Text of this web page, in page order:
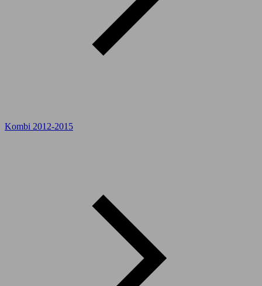
Kombi 2012-2015